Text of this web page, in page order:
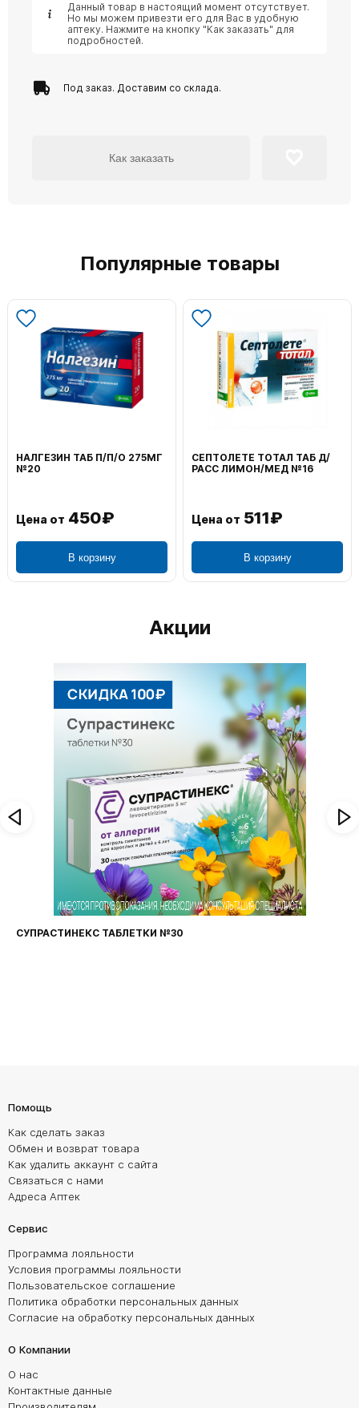
Данный товар в настоящий момент отсутствует.
Но мы можем привезти его для Вас в удобную
аптеку. Нажмите на кнопку "Как заказать" для
подробностей.
Под заказ. Доставим со склада.
Как заказать
Популярные товары
НАЛГЕЗИН ТАБ П/П/О 275МГ
№20
Цена от 450₽
В корзину
СЕПТОЛЕТЕ ТОТАЛ ТАБ Д/
РАСС ЛИМОН/МЕД №16
Цена от 511₽
В корзину
Акции
СУПРАСТИНЕКС ТАБЛЕТКИ №30
Помощь
Как сделать заказ
Обмен и возврат товара
Как удалить аккаунт с сайта
Связаться с нами
Адреса Аптек
Сервис
Программа лояльности
Условия программы лояльности
Пользовательское соглашение
Политика обработки персональных данных
Согласие на обработку персональных данных
О Компании
О нас
Контактные данные